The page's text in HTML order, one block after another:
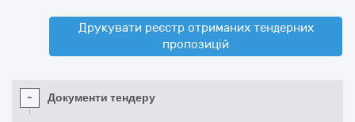
Друкувати реєстр отриманих тендерних
пропозицій
- Документи тендеру